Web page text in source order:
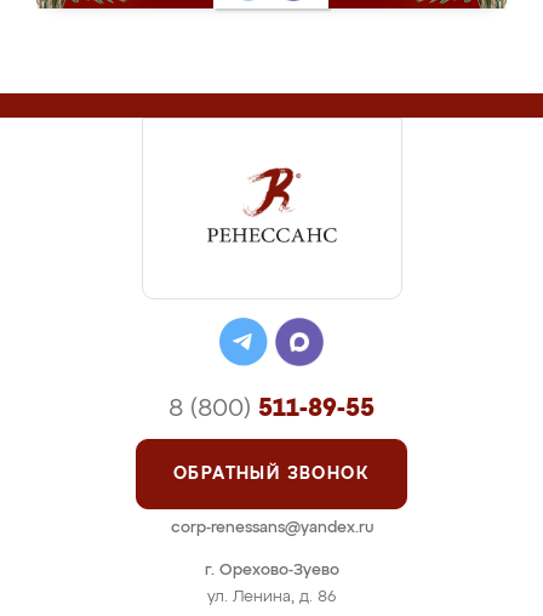
г. Орехово-Зуево
ул. Ленина, д. 86
8 (800) 511-89-55
ОБРАТНЫЙ ЗВОНОК
corp-renessans@yandex.ru